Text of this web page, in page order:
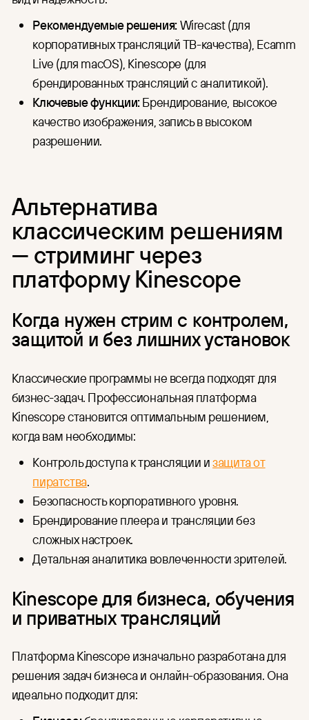
Рекомендуемые решения:Wirecast (для
корпоративных трансляций ТВ-качества), Ecamm
Live (для macOS), Kinescope (для
брендированных трансляций с аналитикой).
Ключевые функции:Брендирование, высокое
качество изображения, запись в высоком
разрешении.
Альтернатива
классическим решениям
— стриминг через
платформу Kinescope
Когда нужен стрим с контролем,
защитой и без лишних установок
Классические программы не всегда подходят для
бизнес-задач. Профессиональная платформа
Kinescope становится оптимальным решением,
когда вам необходимы:
Контроль доступа к трансляции изащита от
пиратства.
Безопасность корпоративного уровня.
Брендирование плеера и трансляции без
сложных настроек.
Детальная аналитика вовлеченности зрителей.
Kinescope для бизнеса, обучения
и приватных трансляций
Платформа Kinescope изначально разработана для
решения задач бизнеса и онлайн-образования. Она
идеально подходит для: